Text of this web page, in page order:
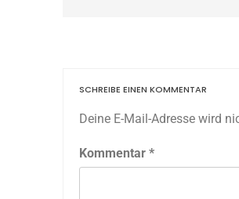
SCHREIBE EINEN KOMMENTAR
Deine E-Mail-Adresse wird
Kommentar *